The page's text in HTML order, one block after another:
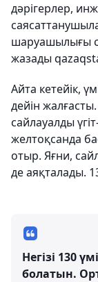
дәрігерлер,
шаруашылығы
жазады
Айта кетейік,
дейін
сайлауалды
желтоқсанда
отыр. Яғни,
де аяқталады.
Негізі 130
болатын.